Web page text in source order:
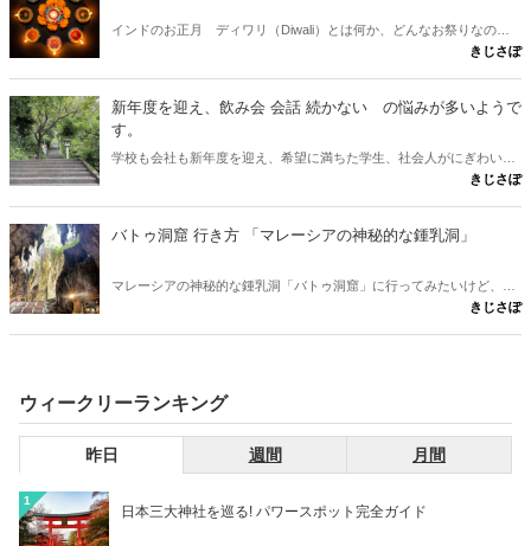
インドのお正月 ディワリ（Diwali）とは何か、どんなお祭りなの
か、そしてディワリをどのように過ごすのか？ 10月末から11月初めの
月 ディワリ（Diwali）について取材してきました。
きじさぽ
新年度を迎え、飲み会 会話 続かない の悩みが多いようで
す。
学校も会社も新年度を迎え、希望に満ちた学生、社会人がにぎわいを
見せています。と思ったら、コロナ世代ということで、特にチームで
飲み会 会話 続かない などの悩みに対する対処法を考えて行きまし
ょう。
きじさぽ
バトゥ洞窟 行き方 「マレーシアの神秘的な鍾乳洞」
マレーシアの神秘的な鍾乳洞「バトゥ洞窟」に行ってみたいけど、ど
のようにアクセスすればいいのだろう？ 基本、バトゥ洞窟への行き方
きじさぽ
ウィークリーランキング
昨日 週間 月間
1
日本三大神社を巡る! パワースポット完全ガイド